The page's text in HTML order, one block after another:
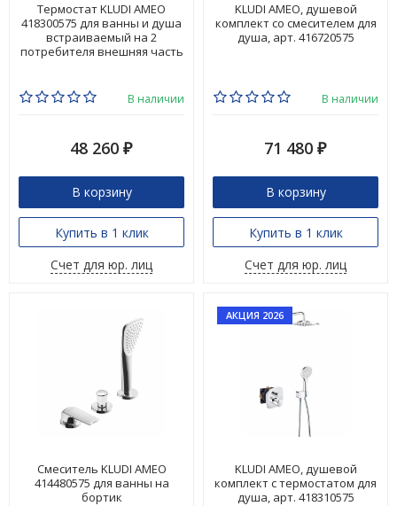
Термостат KLUDI AMEO
418300575 для ванны и душа
встраиваемый на 2
потребителя внешняя часть
В наличии
48 260 ₽
В корзину
Купить в 1 клик
Счет для юр. лиц
KLUDI AMEO, душевой
комплект со смесителем для
душа, арт. 416720575
В наличии
71 480 ₽
В корзину
Купить в 1 клик
Счет для юр. лиц
Смеситель KLUDI AMEO
414480575 для ванны на
бортик
АКЦИЯ 2026
KLUDI AMEO, душевой
комплект с термостатом для
душа, арт. 418310575